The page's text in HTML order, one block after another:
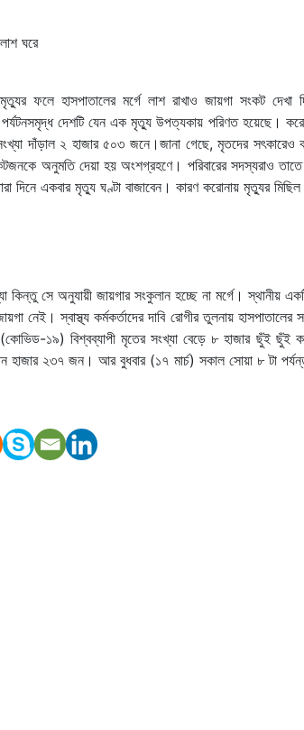
ফলে হাসপাতালের মর্গে লাশ রাখাও জায়গা সংকট দেখা
দেশটি যেন এক মৃত্যু উপত্যকায় পরিণত হয়েছে।
দাঁড়াল ২ হাজার ৫০৩ জনে।জানা গেছে, মৃতদের সৎকারেও
অনুমতি দেয়া হয় অংশগ্রহণে। পরিবারের সদস্যরাও
দিনে একবার মৃত্যু ঘণ্টা বাজাবেন। কারণ করোনায় মৃত্যুর
সে অনুযায়ী জায়গার সংকুলান হচ্ছে না মর্গে। স্থানীয়
নেই। স্বাস্থ্য কর্মকর্তাদের দাবি রোগীর তুলনায়
(কোভিড-১৯) বিশ্বব্যাপী মৃতের সংখ্যা বেড়ে ৮ হাজার ছুঁই ছুঁই
হাজার ২৩৭ জন। আর বুধবার (১৭ মার্চ) সকাল সোয়া ৮ টা